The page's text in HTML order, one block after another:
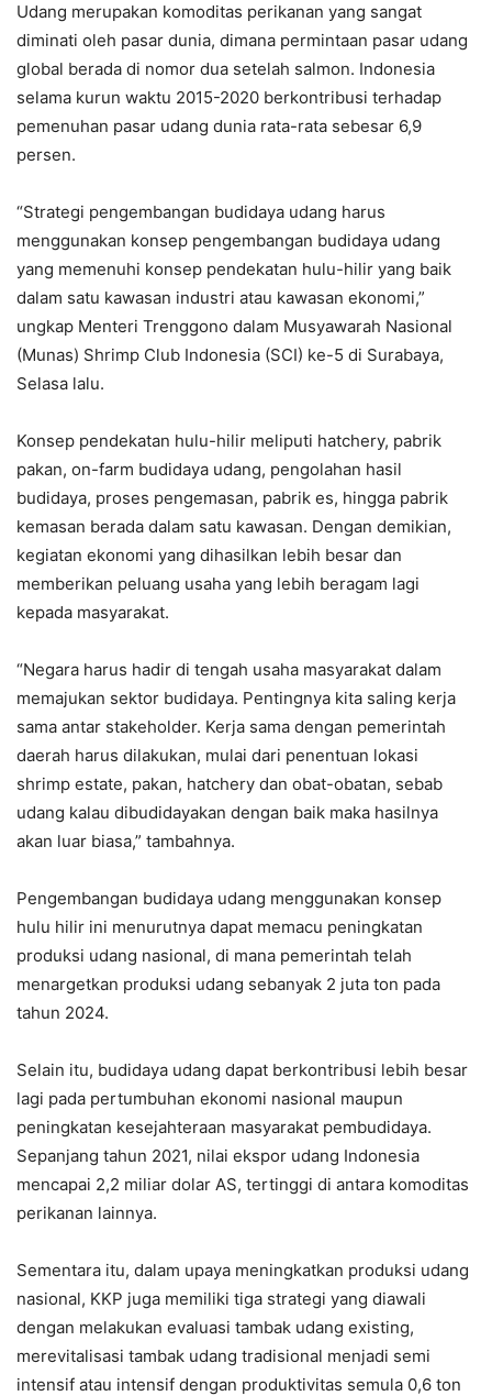
Udang merupakan komoditas perikanan yang sangat
diminati oleh pasar dunia, dimana permintaan pasar udang
global berada di nomor dua setelah salmon. Indonesia
selama kurun waktu 2015-2020 berkontribusi terhadap
pemenuhan pasar udang dunia rata-rata sebesar 6,9
persen.
“Strategi pengembangan budidaya udang harus
menggunakan konsep pengembangan budidaya udang
yang memenuhi konsep pendekatan hulu-hilir yang baik
dalam satu kawasan industri atau kawasan ekonomi,”
ungkap Menteri Trenggono dalam Musyawarah Nasional
(Munas) Shrimp Club Indonesia (SCI) ke-5 di Surabaya,
Selasa lalu.
Konsep pendekatan hulu-hilir meliputi hatchery, pabrik
pakan, on-farm budidaya udang, pengolahan hasil
budidaya, proses pengemasan, pabrik es, hingga pabrik
kemasan berada dalam satu kawasan. Dengan demikian,
kegiatan ekonomi yang dihasilkan lebih besar dan
memberikan peluang usaha yang lebih beragam lagi
kepada masyarakat.
“Negara harus hadir di tengah usaha masyarakat dalam
memajukan sektor budidaya. Pentingnya kita saling kerja
sama antar stakeholder. Kerja sama dengan pemerintah
daerah harus dilakukan, mulai dari penentuan lokasi
shrimp estate, pakan, hatchery dan obat-obatan, sebab
udang kalau dibudidayakan dengan baik maka hasilnya
akan luar biasa,” tambahnya.
Pengembangan budidaya udang menggunakan konsep
hulu hilir ini menurutnya dapat memacu peningkatan
produksi udang nasional, di mana pemerintah telah
menargetkan produksi udang sebanyak 2 juta ton pada
tahun 2024.
Selain itu, budidaya udang dapat berkontribusi lebih besar
lagi pada pertumbuhan ekonomi nasional maupun
peningkatan kesejahteraan masyarakat pembudidaya.
Sepanjang tahun 2021, nilai ekspor udang Indonesia
mencapai 2,2 miliar dolar AS, tertinggi di antara komoditas
perikanan lainnya.
Sementara itu, dalam upaya meningkatkan produksi udang
nasional, KKP juga memiliki tiga strategi yang diawali
dengan melakukan evaluasi tambak udang existing,
merevitalisasi tambak udang tradisional menjadi semi
intensif atau intensif dengan produktivitas semula 0,6 ton